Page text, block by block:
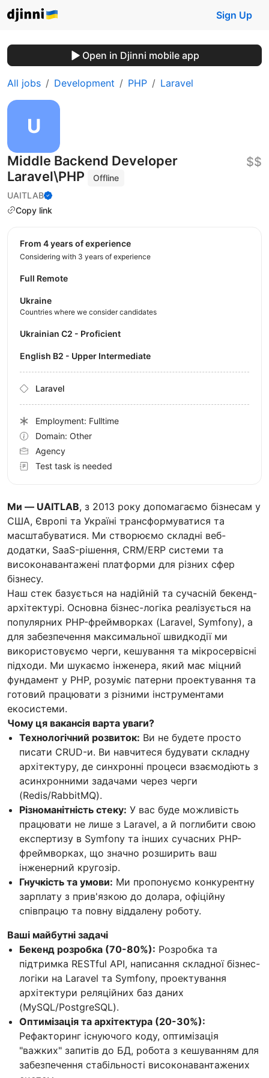
Sign Up
Open in Djinni mobile app
All jobs Development PHP Laravel
Middle Backend Developer
Laravel\PHP
Offline
UAITLAB
Copy link
$$
Ми — UAITLAB, з 2013 року допомагаємо бізнесам у
США, Європі та Україні трансформуватися та
масштабуватися. Ми створюємо складні веб-
додатки, SaaS-рішення, CRM/ERP системи та
високонавантажені платформи для різних сфер
бізнесу.
Наш стек базується на надійній та сучасній бекенд-
архітектурі. Основна бізнес-логіка реалізується на
популярних PHP-фреймворках (Laravel, Symfony), а
для забезпечення максимальної швидкодії ми
використовуємо черги, кешування та мікросервісні
підходи. Ми шукаємо інженера, який має міцний
фундамент у PHP, розуміє патерни проектування та
готовий працювати з різними інструментами
екосистеми.
Чому ця вакансія варта уваги?
Технологічний розвиток: Ви не будете просто
писати CRUD-и. Ви навчитеся будувати складну
архітектуру, де синхронні процеси взаємодіють з
асинхронними задачами через черги
(Redis/RabbitMQ).
Різноманітність стеку: У вас буде можливість
працювати не лише з Laravel, а й поглибити свою
експертизу в Symfony та інших сучасних PHP-
фреймворках, що значно розширить ваш
інженерний кругозір.
Гнучкість та умови: Ми пропонуємо конкурентну
зарплату з прив'язкою до долара, офіційну
співпрацю та повну віддалену роботу.
Ваші майбутні задачі
Бекенд розробка (70-80%): Розробка та
підтримка RESTful API, написання складної бізнес-
логіки на Laravel та Symfony, проектування
архітектури реляційних баз даних
(MySQL/PostgreSQL).
Оптимізація та архітектура (20-30%):
Рефакторинг існуючого коду, оптимізація
"важких" запитів до БД, робота з кешуванням для
забезпечення стабільності високонавантажених
from 4 years of experience
Considering with 3 years of experience
Full Remote
Ukraine
Countries where we consider candidates
Ukrainian C2 - Proficient
English B2 - Upper Intermediate
Laravel
Employment: Fulltime
Domain: Other
Agency
Test task is needed